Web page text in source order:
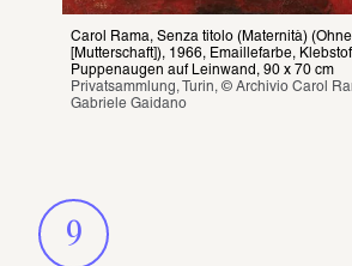
Carol Rama, Senza titolo (Maternità) (Ohne
[Mutterschaft]), 1966, Emaillefarbe,
Puppenaugen auf Leinwand, 90 x 70 cm
Privatsammlung, Turin, © Archivio Carol
Gabriele Gaidano
9